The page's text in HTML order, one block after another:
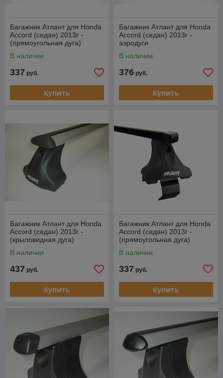
Багажник Атлант для Honda
Accord (седан) 2013г -
(прямоугольная дуга)
В наличии
337 руб.
Купить
Багажник Атлант для Honda
Accord (седан) 2013г -
аэродуги
В наличии
376 руб.
Купить
Багажник Атлант для Honda
Accord (седан) 2013г -
(крыловидная дуга)
В наличии
437 руб.
Купить
Багажник Атлант для Honda
Accord (седан) 2013г -
(прямоугольная дуга)
В наличии
337 руб.
Купить